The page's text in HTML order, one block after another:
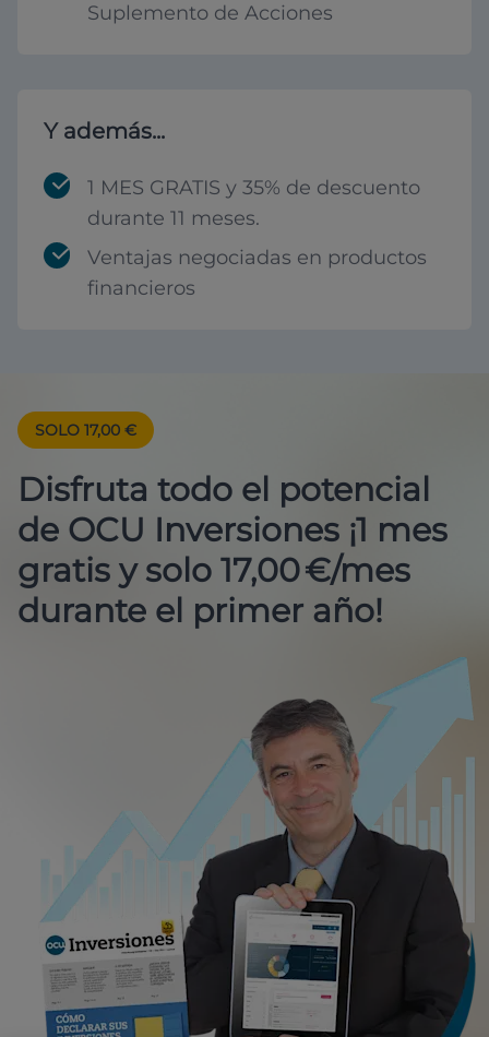
Suplemento de Acciones
Y además...
1 MES GRATIS y 35% de descuento
durante 11 meses.
Ventajas negociadas en productos
financieros
SOLO 17,00 €
Disfruta todo el potencial
de OCU Inversiones ¡1 mes
gratis y solo 17,00 €/mes
durante el primer año!